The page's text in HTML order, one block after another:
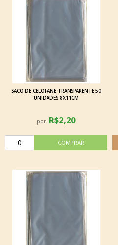
SACO DE CELOFANE TRANSPARENTE 50
UNIDADES 8X11CM
por: R$2,20